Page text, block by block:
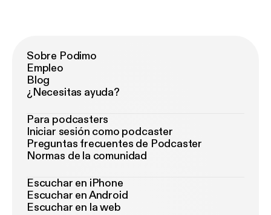
Sobre Podimo
Empleo
Blog
¿Necesitas ayuda?
Para podcasters
Iniciar sesión como podcaster
Preguntas frecuentes de Podcaster
Normas de la comunidad
Escuchar en iPhone
Escuchar en Android
Escuchar en la web